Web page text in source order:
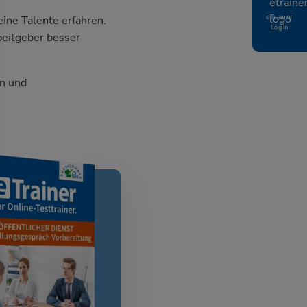
eTrainer
Login
Talente erfahren.
besser
und